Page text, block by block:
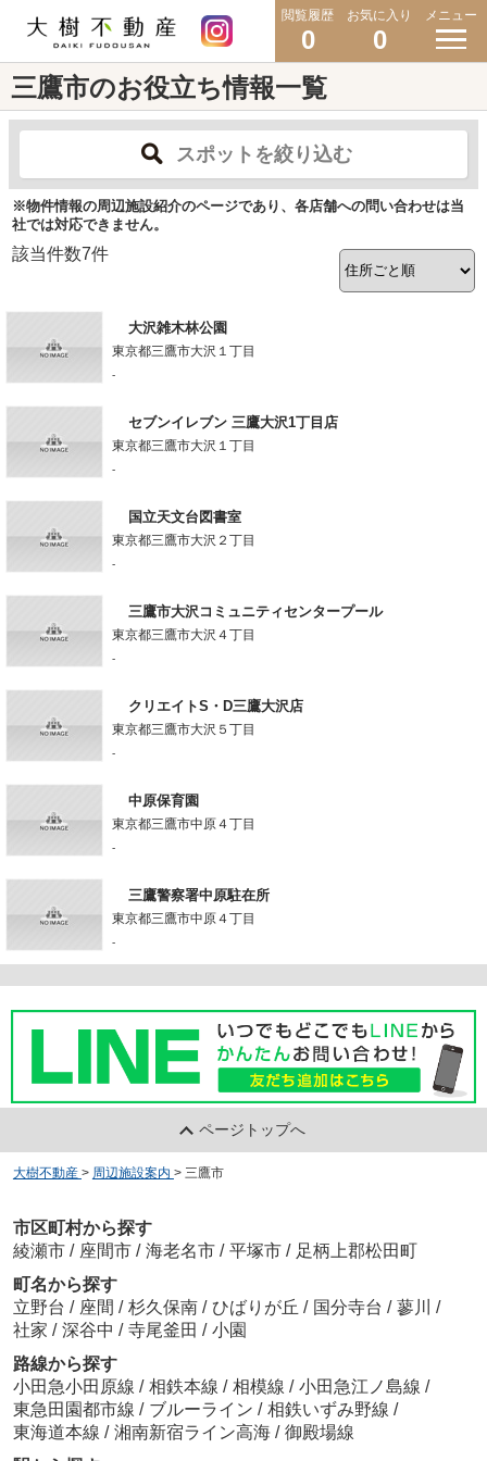
閲覧履歴
0
お気に入り
0
メニュー
三鷹市のお役立ち情報一覧
スポットを絞り込む
※物件情報の周辺施設紹介のページであり、各店舗への問い合わせは当
社では対応できません。
該当件数7件
大沢雑木林公園
東京都三鷹市大沢１丁目
-
セブンイレブン 三鷹大沢1丁目店
東京都三鷹市大沢１丁目
-
国立天文台図書室
東京都三鷹市大沢２丁目
-
三鷹市大沢コミュニティセンタープール
東京都三鷹市大沢４丁目
-
クリエイトS・D三鷹大沢店
東京都三鷹市大沢５丁目
-
中原保育園
東京都三鷹市中原４丁目
-
三鷹警察署中原駐在所
東京都三鷹市中原４丁目
-
ページトップへ
大樹不動産 > 周辺施設案内 > 三鷹市
市区町村から探す
綾瀬市 / 座間市 / 海老名市 / 平塚市 / 足柄上郡松田町
町名から探す
立野台 / 座間 / 杉久保南 / ひばりが丘 / 国分寺台 / 蓼川 /
社家 / 深谷中 / 寺尾釜田 / 小園
路線から探す
小田急小田原線 / 相鉄本線 / 相模線 / 小田急江ノ島線 /
東急田園都市線 / ブルーライン / 相鉄いずみ野線 /
東海道本線 / 湘南新宿ライン高海 / 御殿場線